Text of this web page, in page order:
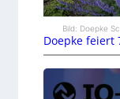
Bild: Doepke
Doepke feiert